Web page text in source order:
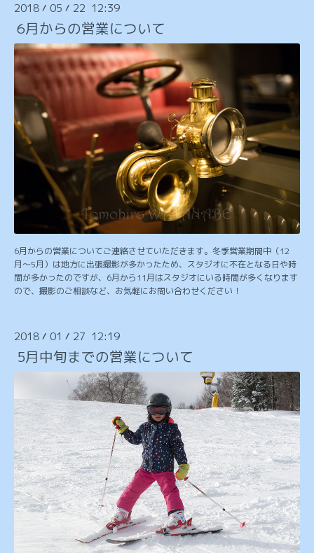
2018 / 05 / 22 12:39
6月からの営業について
6月からの営業についてご連絡させていただきます。冬季営業期間中（12
月〜5月）は地方に出張撮影が多かったため、スタジオに不在となる日や時
間が多かったのですが、6月から11月はスタジオにいる時間が多くなります
ので、撮影のご相談など、お気軽にお問い合わせください！
2018 / 01 / 27 12:19
5月中旬までの営業について